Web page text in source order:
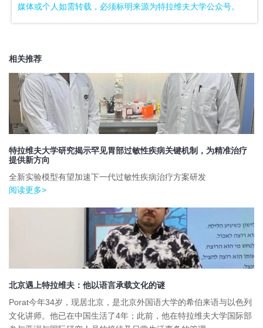
媒体或个人如需转载，必须标明来源为特拉维夫大学公众号。
相关推荐
特拉维夫大学研究揭示罕见胃部过敏性疾病关键机制，为精准治疗
提供新方向
全新实验模型有望加速下一代过敏性疾病治疗方案研发
阅读更多>
北京遇上特拉维夫：他以语言承载文化的谜
Porat今年34岁，现居北京，是北京外国语大学的希伯来语与以色列
文化讲师。他已在中国生活了4年；此前，他在特拉维夫大学国际部